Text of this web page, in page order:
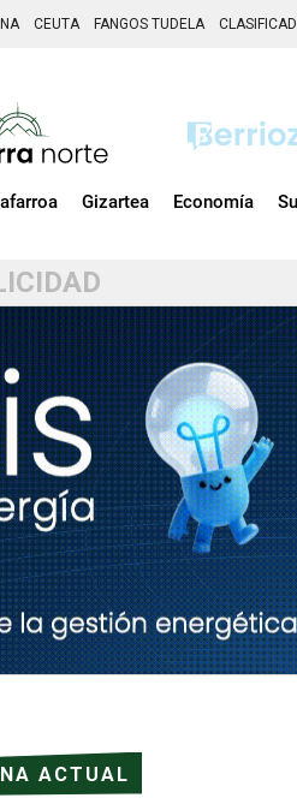
CEUTA FANGOS TUDELA
Gizartea Economía
ACTUAL